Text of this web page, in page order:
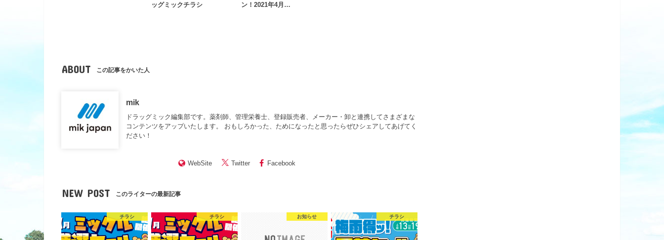
ッグミックチラシ
ン！2021年4月…
ABOUT この記事をかいた人
mik
ドラッグミック編集部です。薬剤師、管理栄養士、登録販売者、メーカー・卸と連携してさまざまな
コンテンツをアップいたします。 おもしろかった、ためになったと思ったらぜひシェアしてあげてく
ださい！
WebSite Twitter Facebook
NEW POST このライターの最新記事
チラシ チラシ お知らせ チラシ